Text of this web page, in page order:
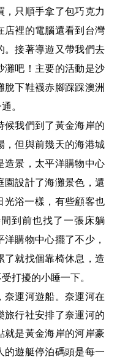
， 只順手拿了包巧克力
店裡的電腦還看到台灣
。接著導遊又帶我們去
灘吧！主要的活動是沙
下鞋襪赤腳踩踩澳洲
。
候我們到了黃金海岸的
，但與前幾天的海港城
造景 ， 太平洋購物中心
園設計了海灘景色 ，還
光浴一樣 ，有些顧客也
到前也找了一張床躺
購物中心擺了不少，
就找個靠椅休息，造
打擾的小睡一下。
運河遊船。奈運河在
行社安排了奈運河的
是黃金海岸的河岸豪
遊艇停泊碼頭是每一